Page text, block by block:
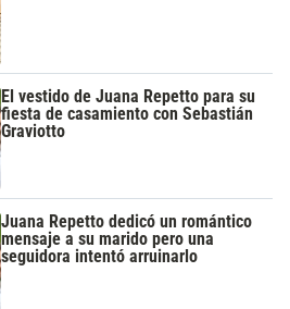
El vestido de Juana Repetto para su
fiesta de casamiento con Sebastián
Graviotto
Juana Repetto dedicó un romántico
mensaje a su marido pero una
seguidora intentó arruinarlo